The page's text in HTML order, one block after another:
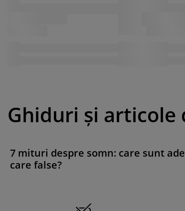
Ghiduri și articole
7 mituri despre somn: care sunt
care false?